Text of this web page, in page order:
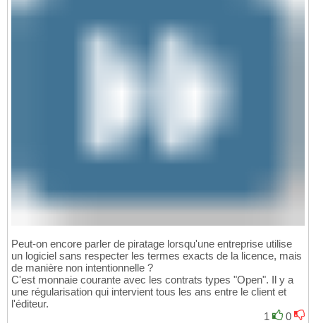
Peut-on encore parler de piratage lorsqu'une entreprise utilise
un logiciel sans respecter les termes exacts de la licence, mais
de manière non intentionnelle ?
C'est monnaie courante avec les contrats types "Open". Il y a
une régularisation qui intervient tous les ans entre le client et
l'éditeur.
1
0